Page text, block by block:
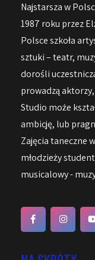
Najstarsza w
1987 roku przez
Polsce szkoła
sztuki – teatr,
dorośli
prowadzą
Studio może
ambicję, lub
Zajęcia taneczne
młodzieży
musicalowy -